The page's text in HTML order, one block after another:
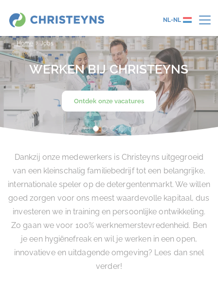
NL-NL
Home Jobs
WERKEN BIJ CHRISTEYNS
Ontdek onze vacatures
Dankzij onze medewerkers is Christeyns uitgegroeid
van een kleinschalig familiebedrijf tot een belangrijke,
internationale speler op de detergentenmarkt. We willen
goed zorgen voor ons meest waardevolle kapitaal, dus
investeren we in training en persoonlijke ontwikkeling.
Zo gaan we voor 100% werknemerstevredenheid. Ben
je een hygiënefreak en wil je werken in een open,
innovatieve en uitdagende omgeving? Lees dan snel
verder!